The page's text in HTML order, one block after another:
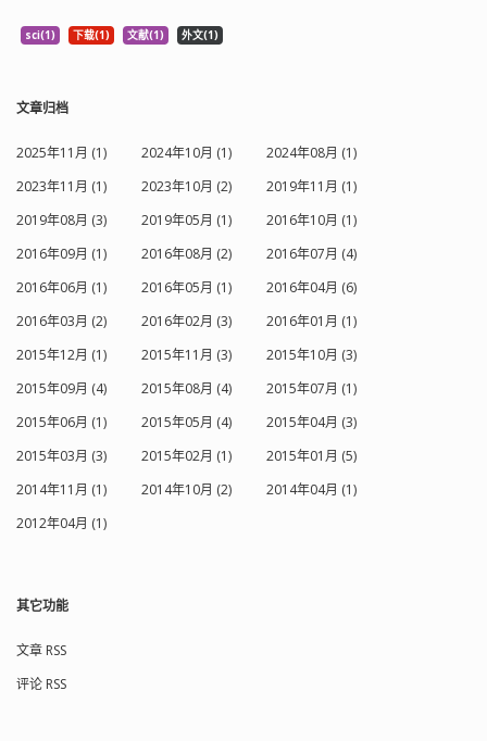
sci(1) 下载(1) 文献(1) 外文(1)
文章归档
2025年11月 (1) 2024年10月 (1)
2024年08月 (1)
2023年11月 (1)
2023年10月 (2)
2019年11月 (1)
2019年08月 (3)
2019年05月 (1)
2016年10月 (1)
2016年09月 (1)
2016年08月 (2)
2016年07月 (4)
2016年06月 (1)
2016年05月 (1)
2016年04月 (6)
2016年03月 (2)
2016年02月 (3)
2016年01月 (1)
2015年12月 (1)
2015年11月 (3)
2015年10月 (3)
2015年09月 (4)
2015年08月 (4)
2015年07月 (1)
2015年06月 (1)
2015年05月 (4)
2015年04月 (3)
2015年03月 (3)
2015年02月 (1)
2015年01月 (5)
2014年11月 (1)
2014年10月 (2)
2014年04月 (1)
2012年04月 (1)
其它功能
文章 RSS
评论 RSS